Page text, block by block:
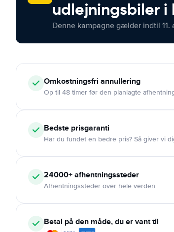
udlejningsbiler i
Denne kampagne gælder indtil
Omkostningsfri annullering
Op til 48 timer før den planlagte
Bedste prisgaranti
Har du fundet en bedre pris? Så giver vi
24000+afhentningssteder
Afhentningssteder over hele verden
Betal på den måde, du er vant til